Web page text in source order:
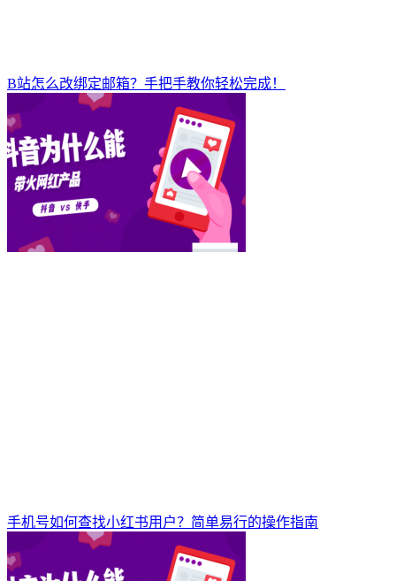
B站怎么改绑定邮箱？手把手教你轻松完成！
手机号如何查找小红书用户？简单易行的操作指南